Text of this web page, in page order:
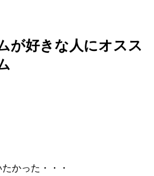
が好きな人にオスス
かった・・・